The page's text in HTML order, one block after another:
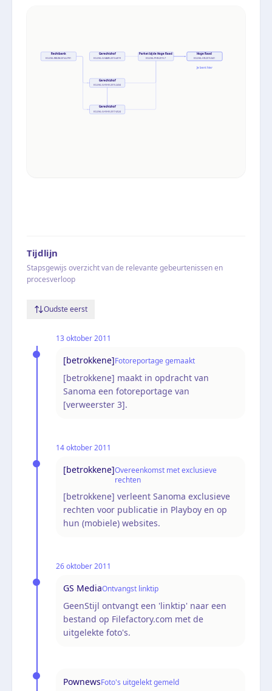
Rechtbank
ECLI:NL:RBLIM:2014:2781
Gerechtshof
ECLI:NL:GHAMS:2013:4019
Gerechtshof
ECLI:NL:GHSHE:2015:2434
Gerechtshof
ECLI:NL:GHSHE:2017:4524
Parket bij de Hoge Raad
ECLI:NL:PHR:2015:7
Hoge Raad
ECLI:NL:HR:2015:841
Je bent hier
Tijdlijn
Stapsgewijs overzicht van de relevante gebeurtenissen en
procesverloop
Oudste eerst
13 oktober 2011
[betrokkene]Fotoreportage gemaakt
[betrokkene] maakt in opdracht van
Sanoma een fotoreportage van
[verweerster 3].
14 oktober 2011
[betrokkene]Overeenkomst met exclusieve
rechten
[betrokkene] verleent Sanoma exclusieve
rechten voor publicatie in Playboy en op
hun (mobiele) websites.
26 oktober 2011
GS MediaOntvangst linktip
GeenStijl ontvangt een 'linktip' naar een
bestand op Filefactory.com met de
uitgelekte foto's.
PownewsFoto's uitgelekt gemeld